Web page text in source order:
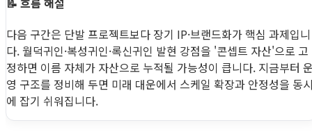
다음 구간은 단발 프로젝트보다 장기 IP·브랜드화가 핵심 과제입니
다. 월덕귀인·복성귀인·록신귀인 발현 강점을 '콘셉트 자산'으로 고
정하면 이름 자체가 자산으로 누적될 가능성이 큽니다. 지금부터
영 구조를 정비해 두면 미래 대운에서 스케일 확장과 안정성을 동
에 잡기 쉬워집니다.